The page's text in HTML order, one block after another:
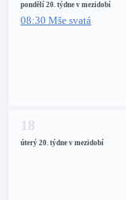
pondělí 20. týdne v mezidobí
08:30 Mše svatá
18
úterý 20. týdne v mezidobí